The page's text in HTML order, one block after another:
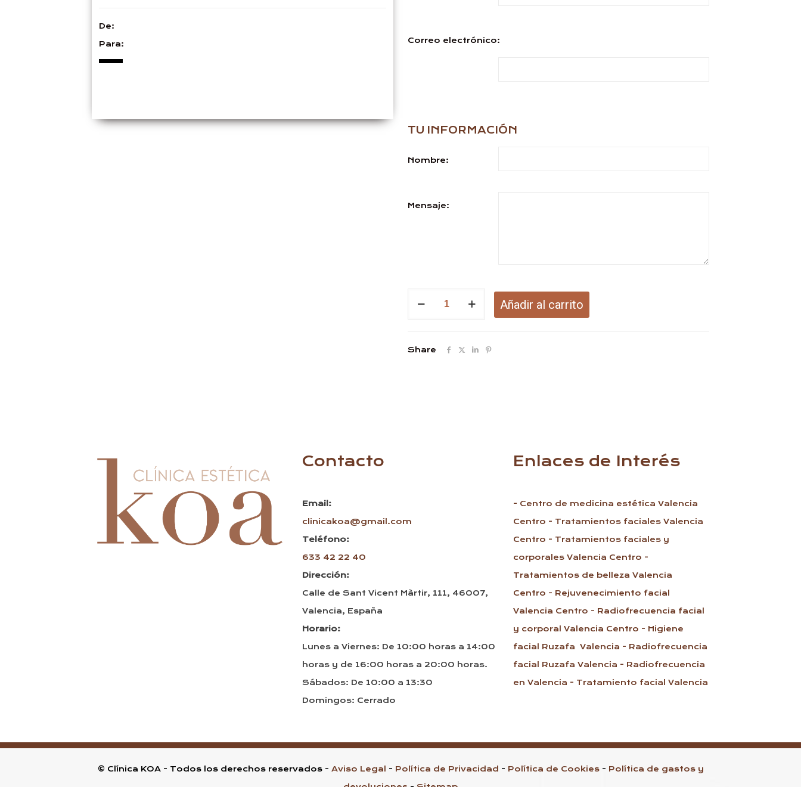
De:
Para:
Correo electrónico:
TU INFORMACIÓN
Nombre:
Mensaje:
-
Añadir al carrito
Share
Contacto
Email:
clinicakoa@gmail.com
Teléfono:
633 42 22 40
Dirección:
Calle de Sant Vicent Màrtir, 111, 46007,
Valencia, España
Horario:
Lunes a Viernes: De 10:00 horas a 14:00
horas y de 16:00 horas a 20:00 horas.
Sábados: De 10:00 a 13:30
Domingos: Cerrado
Enlaces de Interés
- Centro de medicina estética Valencia
Centro - Tratamientos faciales Valencia
Centro - Tratamientos faciales y
corporales Valencia Centro -
Tratamientos de belleza Valencia
Centro - Rejuvenecimiento facial
Valencia Centro - Radiofrecuencia facial
y corporal Valencia Centro - Higiene
facial Ruzafa Valencia - Radiofrecuencia
facial Ruzafa Valencia - Radiofrecuencia
en Valencia - Tratamiento facial Valencia
© Clínica KOA - Todos los derechos reservados - Aviso Legal - Política de Privacidad - Política de Cookies- Política de gastos y